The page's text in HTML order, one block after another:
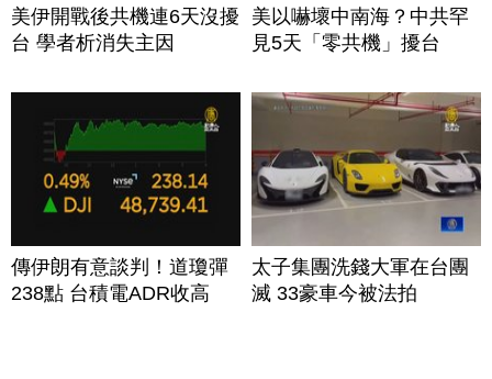
美伊開戰後共機連6天沒擾
台 學者析消失主因
美以嚇壞中南海？中共罕
見5天「零共機」擾台
傳伊朗有意談判！道瓊彈
238點 台積電ADR收高
太子集團洗錢大軍在台團
滅 33豪車今被法拍